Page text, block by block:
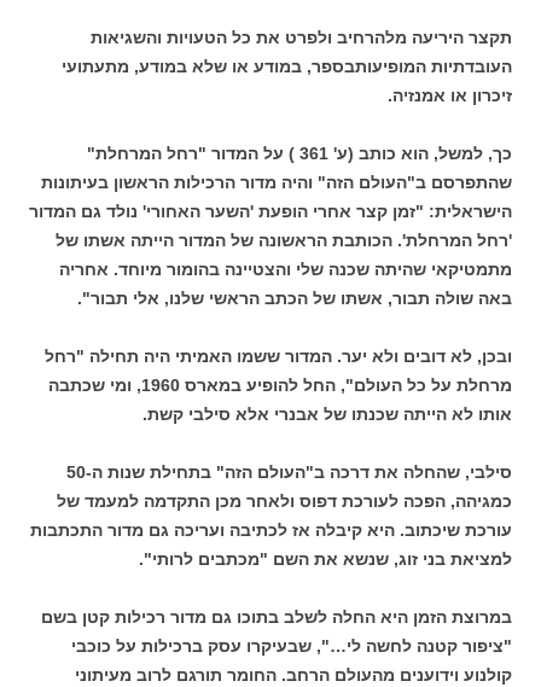
תקצר היריעה מלהרחיב ולפרט את כל הטעויות והשגיאות
העובדתיות המופיעותבספר, במודע או שלא במודע, מתעתועי
זיכרון או אמנזיה.
כך, למשל, הוא כותב (ע' 361 ) על המדור "רחל המרחלת"
שהתפרסם ב"העולם הזה" והיה מדור הרכילות הראשון בעיתונות
הישראלית: "זמן קצר אחרי הופעת 'השער האחורי' נולד גם המדור
'רחל המרחלת'. הכותבת הראשונה של המדור הייתה אשתו של
מתמטיקאי שהיתה שכנה שלי והצטיינה בהומור מיוחד. אחריה
באה שולה תבור, אשתו של הכתב הראשי שלנו, אלי תבור".
ובכן, לא דובים ולא יער. המדור ששמו האמיתי היה תחילה "רחל
מרחלת על כל העולם", החל להופיע
במארס 1960, ומי שכתבה
אותו לא הייתה שכנתו של אבנרי אלא סילבי קשת.
סילבי, שהחלה את דרכה ב"העולם הזה" בתחילת שנות ה-50
כמגיהה, הפכה לעורכת דפוס ולאחר מכן התקדמה למעמד של
עורכת שיכתוב. היא קיבלה אז לכתיבה ועריכה גם מדור התכתבות
למציאת בני זוג, שנשא את השם "מכתבים לרותי".
במרוצת הזמן היא החלה לשלב בתוכו גם מדור רכילות קטן בשם
"ציפור קטנה לחשה לי…", שבעיקרו עסק ברכילות על כוכבי
קולנוע וידוענים מהעולם הרחב. החומר תורגם לרוב מעיתוני